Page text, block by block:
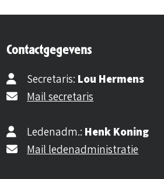
Contactgegevens
Secretaris: Lou Hermens
Mail secretaris
Ledenadm.: Henk Koning
Mail ledenadministratie